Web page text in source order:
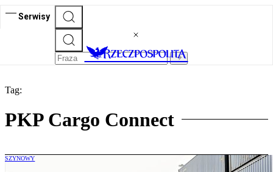
Serwisy
Tag:
PKP Cargo Connect
SZYNOWY